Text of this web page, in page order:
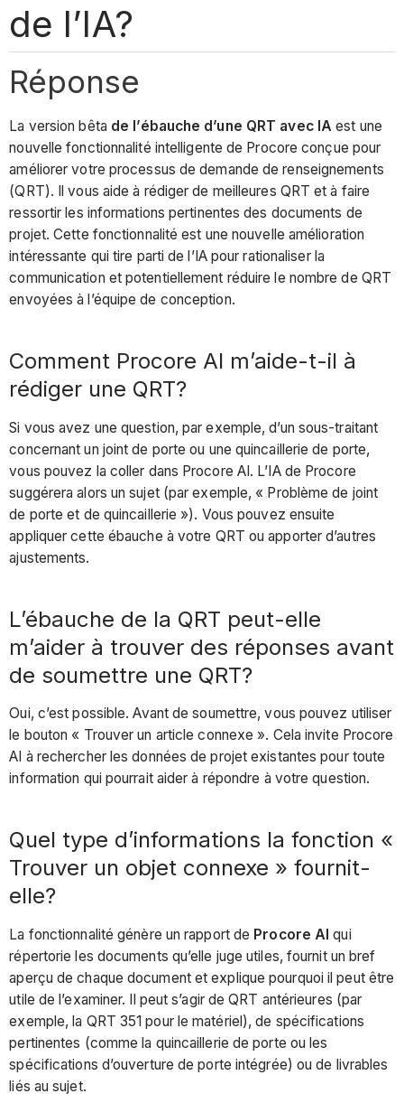
de l’IA?
Réponse
La version bêta de l’ébauche d’une QRT avec IA est une
nouvelle fonctionnalité intelligente de Procore conçue pour
améliorer votre processus de demande de renseignements
(QRT). Il vous aide à rédiger de meilleures QRT et à faire
ressortir les informations pertinentes des documents de
projet. Cette fonctionnalité est une nouvelle amélioration
intéressante qui tire parti de l’IA pour rationaliser la
communication et potentiellement réduire le nombre de QRT
envoyées à l’équipe de conception.
Comment Procore AI m’aide-t-il à
rédiger une QRT?
Si vous avez une question, par exemple, d’un sous-traitant
concernant un joint de porte ou une quincaillerie de porte,
vous pouvez la coller dans Procore AI. L’IA de Procore
suggérera alors un sujet (par exemple, « Problème de joint
de porte et de quincaillerie »). Vous pouvez ensuite
appliquer cette ébauche à votre QRT ou apporter d’autres
ajustements.
L’ébauche de la QRT peut-elle
m’aider à trouver des réponses avant
de soumettre une QRT?
Oui, c’est possible. Avant de soumettre, vous pouvez utiliser
le bouton « Trouver un article connexe ». Cela invite Procore
AI à rechercher les données de projet existantes pour toute
information qui pourrait aider à répondre à votre question.
Quel type d’informations la fonction «
Trouver un objet connexe » fournit-
elle?
La fonctionnalité génère un rapport de Procore AI qui
répertorie les documents qu’elle juge utiles, fournit un bref
aperçu de chaque document et explique pourquoi il peut être
utile de l’examiner. Il peut s’agir de QRT antérieures (par
exemple, la QRT 351 pour le matériel), de spécifications
pertinentes (comme la quincaillerie de porte ou les
spécifications d’ouverture de porte intégrée) ou de livrables
liés au sujet.